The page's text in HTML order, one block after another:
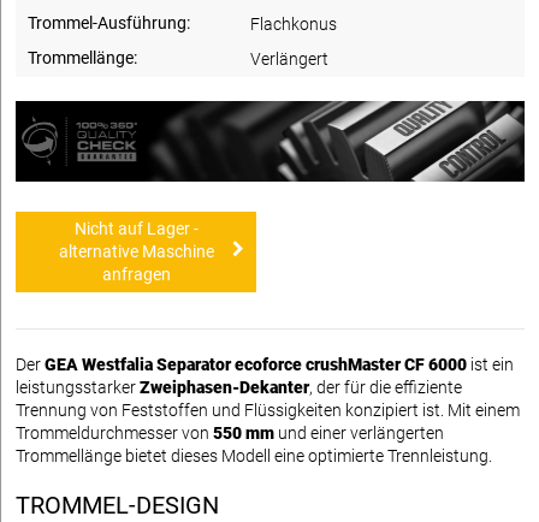
Trommel-Ausführung:
Flachkonus
Trommellänge:
Verlängert
Nicht auf Lager -
alternative Maschine
anfragen
DerGEA Westfalia Separator ecoforce crushMaster CF 6000 ist ein
leistungsstarkerZweiphasen-Dekanter, der für die effiziente
Trennung von Feststoffen und Flüssigkeiten konzipiert ist. Mit einem
Trommeldurchmesser von 550 mm und einer verlängerten
Trommellänge bietet dieses Modell eine optimierte Trennleistung.
TROMMEL-DESIGN